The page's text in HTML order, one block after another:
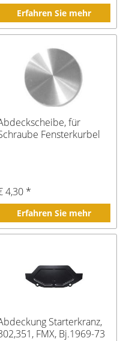
Erfahren Sie mehr
für
Fensterkurbel
4,30 *
Erfahren Sie mehr
Starterkranz,
FMX, Bj.1969-73